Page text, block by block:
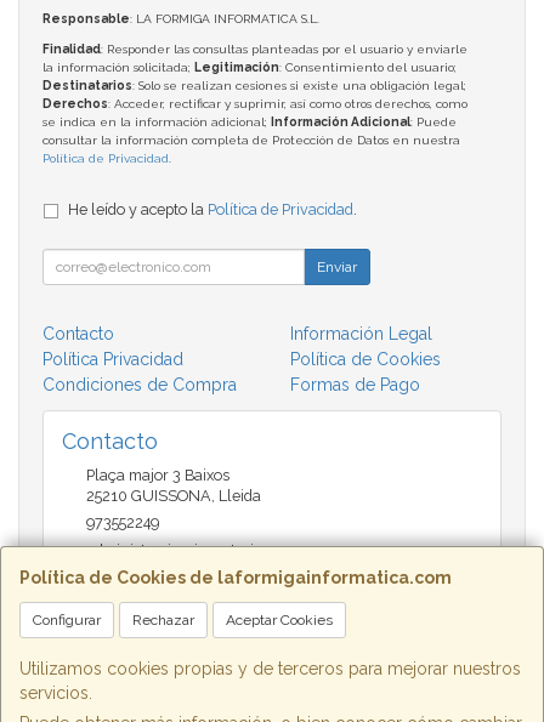
Política de Cookies de laformigainformatica.com
Configurar Rechazar Aceptar Cookies
Utilizamos cookies propias y de terceros para mejorar nuestros
servicios.
Responsable: LA FORMIGA INFORMATICA S.L.
Finalidad: Responder las consultas planteadas por el usuario y enviarle
la información solicitada; Legitimación: Consentimiento del usuario;
Destinatarios: Solo se realizan cesiones si existe una obligación legal;
Derechos: Acceder, rectificar y suprimir, así como otros derechos, como
se indica en la información adicional;
Información Adicional: Puede
consultar la información completa de Protección de Datos en nuestra
Política de Privacidad
He leído y acepto la Política de Privacidad
Enviar
Contacto
Información Legal
Política Privacidad
Política de Cookies
Condiciones de Compra
Formas de Pago
Contacto
Plaça major 3 Baixos
25210 GUISSONA Lleida
973552249
administracio@insectari.com
Horario
Matí de 9 a 13:30 - Tarda 17 a 20:30